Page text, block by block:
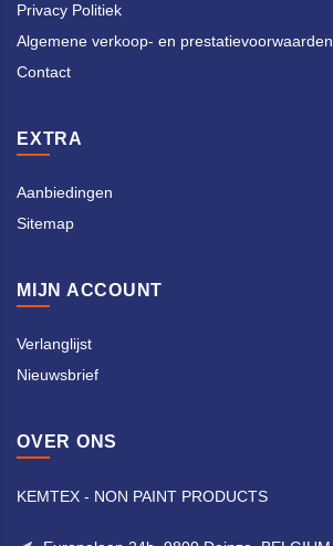
Privacy Politiek
Algemene verkoop- en prestatievoorwaarden
Contact
EXTRA
Aanbiedingen
Sitemap
MIJN ACCOUNT
Verlanglijst
Nieuwsbrief
OVER ONS
KEMTEX - NON PAINT PRODUCTS